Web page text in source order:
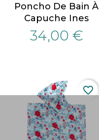
Poncho De Bain À
Capuche Ines
34,00 €
favorite_border